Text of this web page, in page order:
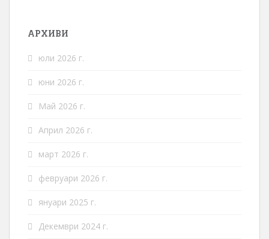
АРХИВИ
юли 2026 г.
юни 2026 г.
Май 2026 г.
Април 2026 г.
март 2026 г.
февруари 2026 г.
януари 2025 г.
Декември 2024 г.